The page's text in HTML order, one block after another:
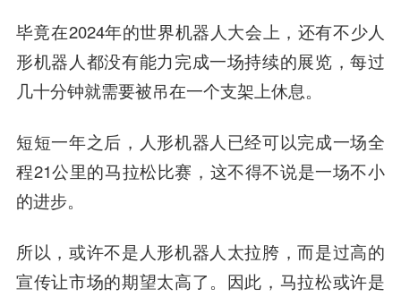
毕竟在2024年的世界机器人大会上，还有不少人
形机器人都没有能力完成一场持续的展览，每过
几十分钟就需要被吊在一个支架上休息。
短短一年之后，人形机器人已经可以完成一场全
程21公里的马拉松比赛，这不得不说是一场不小
的进步。
所以，或许不是人形机器人太拉胯，而是过高的
宣传让市场的期望太高了。因此，马拉松或许是